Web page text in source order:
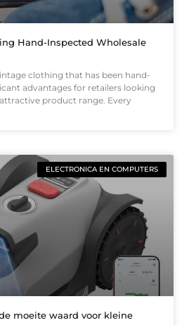
Hand-Inspected Wholesale
clothing that has been hand-
advantages for retailers looking
product range. Every
ELECTRONICA EN COMPUTERS
moeite waard voor kleine